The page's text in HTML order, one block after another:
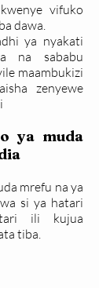
vifuko
dawa.
ya nyakati
na sababu
maambukizi
zenyewe
ya muda
mrefu na ya
si ya hatari
ili kujua
tiba.